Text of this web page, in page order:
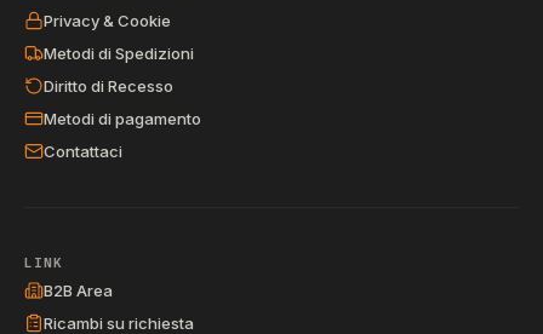
Privacy & Cookie
Metodi di Spedizioni
Diritto di Recesso
Metodi di pagamento
Contattaci
LINK
B2B Area
Ricambi su richiesta